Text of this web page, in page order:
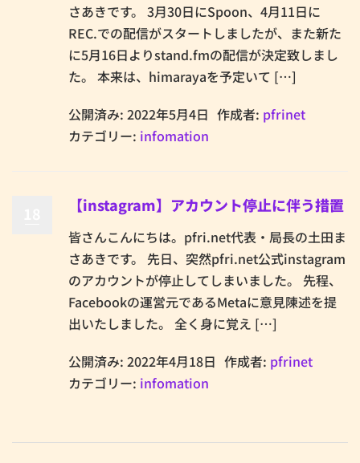
さあきです。 3月30日にSpoon、4月11日に
REC.での配信がスタートしましたが、また新た
に5月16日よりstand.fmの配信が決定致しまし
た。 本来は、himarayaを予定いて […]
公開済み: 2022年5月4日 作成者: pfrinet
カテゴリー: infomation
【instagram】アカウント停止に伴う措置
皆さんこんにちは。pfri.net代表・局長の土田ま
さあきです。 先日、突然pfri.net公式instagram
のアカウントが停止してしまいました。 先程、
Facebookの運営元であるMetaに意見陳述を提
出いたしました。 全く身に覚え […]
公開済み: 2022年4月18日 作成者: pfrinet
カテゴリー: infomation